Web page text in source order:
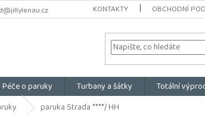
KONTAKTY OBCHODNÍ
Péče o paruky Turbany a šátky Totální
paruka Strada ****/ HH